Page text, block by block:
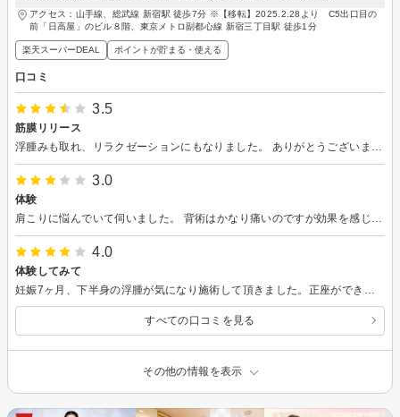
アクセス：山手線、総武線 新宿駅 徒歩7分 ※【移転】2025.2.28より C5出口目の
前「日高屋」のビル８階、東京メトロ副都心線 新宿三丁目駅 徒歩1分
楽天スーパーDEAL ポイントが貯まる・使える
口コミ
3.5
筋膜リリース
3.0
体験
4.0
体験してみて
すべての口コミを見る
その他の情報を表示